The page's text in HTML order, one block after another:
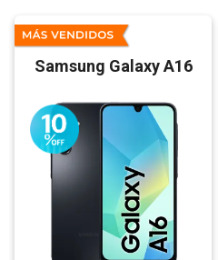
Samsung Galaxy A16